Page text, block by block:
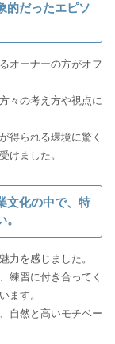
的だったエピソ
オーナーの方がオフ
々の考え方や視点に
得られる環境に驚く
けました。
文化の中で、特
力を感じました。
練習に付き合ってく
ます。
自然と高いモチベー